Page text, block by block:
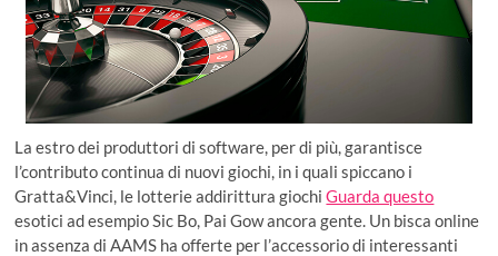
La estro dei produttori di software, per di più, garantisce
l’contributo continua di nuovi giochi, in i quali spiccano i
Gratta&Vinci, le lotterie addirittura giochiGuarda questo
esotici ad esempio Sic Bo, Pai Gow ancora gente. Un bisca online
in assenza di AAMS ha offerte per l’accessorio di interessanti